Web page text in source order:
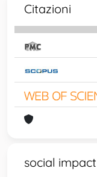
Citazioni
social impact